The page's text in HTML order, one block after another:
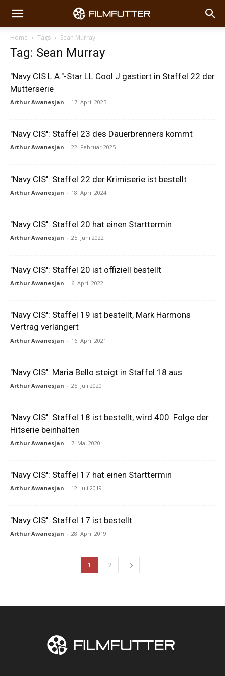
Home Tags Sean Murray
Tag: Sean Murray
"Navy CIS L.A."-Star LL Cool J gastiert in Staffel 22 der
Mutterserie
Arthur Awanesjan - 17. April 2025
"Navy CIS": Staffel 23 des Dauerbrenners kommt
Arthur Awanesjan - 22. Februar 2025
"Navy CIS": Staffel 22 der Krimiserie ist bestellt
Arthur Awanesjan - 18. April 2024
"Navy CIS": Staffel 20 hat einen Starttermin
Arthur Awanesjan - 25. Juni 2022
"Navy CIS": Staffel 20 ist offiziell bestellt
Arthur Awanesjan - 6. April 2022
"Navy CIS": Staffel 19 ist bestellt, Mark Harmons
Vertrag verlängert
Arthur Awanesjan - 16. April 2021
"Navy CIS": Maria Bello steigt in Staffel 18 aus
Arthur Awanesjan - 25. Juli 2020
"Navy CIS": Staffel 18 ist bestellt, wird 400. Folge der
Hitserie beinhalten
Arthur Awanesjan - 7. Mai 2020
"Navy CIS": Staffel 17 hat einen Starttermin
Arthur Awanesjan - 12. Juli 2019
"Navy CIS": Staffel 17 ist bestellt
Arthur Awanesjan - 28. April 2019
1 2